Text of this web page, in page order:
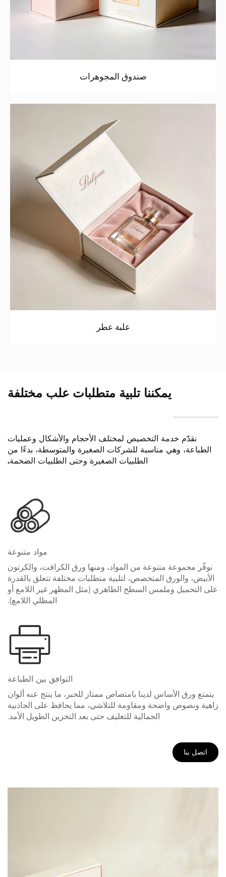
صندوق المجوهرات
علبة عطر
يمكننا تلبية متطلبات علب مختلفة
نقدّم خدمة التخصيص لمختلف الأحجام والأشكال وعمليات
الطباعة، وهي مناسبة للشركات الصغيرة والمتوسطة، بدءًا من
الطلبيات الصغيرة وحتى الطلبيات الضخمة.
مواد متنوعة
نوفّر مجموعة متنوعة من المواد، ومنها ورق الكرافت، والكرتون
الأبيض، والورق المتخصص، لتلبية متطلبات مختلفة تتعلق بالقدرة
على التحميل وملمس السطح الظاهري (مثل المظهر غير اللامع أو
المطلي اللامع).
التوافق بين الطباعة
يتمتع ورق الأساس لدينا بامتصاص ممتاز للحبر، ما ينتج عنه ألوان
زاهية ونصوص واضحة ومقاومة للتلاشي، مما يحافظ على الجاذبية
الجمالية للتغليف حتى بعد التخزين الطويل الأمد.
اتصل بنا